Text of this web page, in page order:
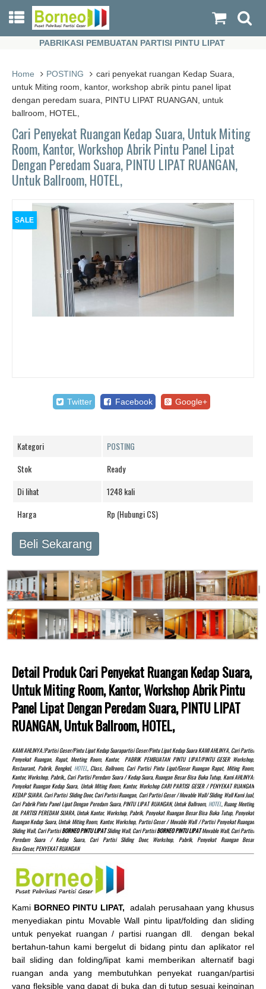
PABRIKASI PEMBUATAN PARTISI PINTU LIPAT
Home
POSTING
cari penyekat ruangan Kedap Suara,
untuk Miting room, kantor, workshop abrik pintu panel lipat
dengan peredam suara, PINTU LIPAT RUANGAN, untuk
ballroom, HOTEL,
Cari Penyekat Ruangan Kedap Suara, Untuk Miting
Room, Kantor, Workshop Abrik Pintu Panel Lipat
Dengan Peredam Suara, PINTU LIPAT RUANGAN,
Untuk Ballroom, HOTEL,
SALE
Twitter Facebook Google+
Kategori
POSTING
Stok
Ready
Di lihat
1248 kali
Harga
Rp (Hubungi CS)
Beli Sekarang
Detail Produk Cari Penyekat Ruangan Kedap Suara,
Untuk Miting Room, Kantor, Workshop Abrik Pintu
Panel Lipat Dengan Peredam Suara, PINTU LIPAT
RUANGAN, Untuk Ballroom, HOTEL,
KAMI AHLINYA.!partisi Geser/pintu Lipat Kedap Suarapartisi Geser/pintu Lipat Kedap Suara KAMI AHLINYA, Cari Partisi
Penyekat Ruangan, Rapat, Meeting Room, Kantor, PABRIK PEMBUATAN PINTU LIPAT/PINTU GESER Workshop,
Restaurant, Pabrik, Bengkel, HOTEL, Class, Ballroom, Cari Partisi Pintu Lipat/Geser Ruangan Rapat, Miting Room,
Kantor, Workshop, Pabrik,, Cari Partisi Peredam Suara / Kedap Suara, Ruangan Besar Bisa Buka Tutup, Kami AHLINYA!
Penyekat Ruangan Kedap Suara, Untuk Miting Room, Kantor, Workshop CARI PARTISI GESER / PENYEKAT RUANGAN
KEDAP SUARA. Cari Partisi Sliding Door, Cari Partisi Ruangan, Cari Partisi Geser / Movable Wall/ Sliding Wall Kami Jual,
Cari Pabrik Pintu Panel Lipat Dengan Peredam Suara, PINTU LIPAT RUANGAN, Untuk Ballroom, HOTEL, Ruang Meeting
Dll. PARTISI PEREDAM SUARA, Untuk Kantor, Workshop, Pabrik, Penyekat Ruangan Besar Bisa Buka Tutup, Penyekat
Ruangan Kedap Suara, Untuk Miting Room, Kantor, Workshop, Partisi Geser / Movable Wall / Partisi Penyekat Ruangan
Sliding Wall, Cari PartisiBORNEO PINTU LIPATSliding Wall, Cari PartisiBORNEO PINTU LIPATMovable Wall, Cari Partisi
Peredam Suara / Kedap Suara, Cari Partisi Sliding Door, Workshop, Pabrik, Penyekat Ruangan Besar
Bisa Geser, PENYEKAT RUANGAN
Kami BORNEO PINTU LIPAT, adalah perusahaan yang khusus
menyediakan pintu Movable Wall pintu lipat/folding dan sliding
untuk penyekat ruangan / partisi ruangan dll. dengan bekal
bertahun-tahun kami bergelut di bidang pintu dan aplikator rel
bail sliding dan folding/lipat kami memberikan alternatif bagi
ruangan anda yang membutuhkan penyekat ruangan/partisi
yang fleksible yang dapat di buka dan di tutup sesuai keinginan